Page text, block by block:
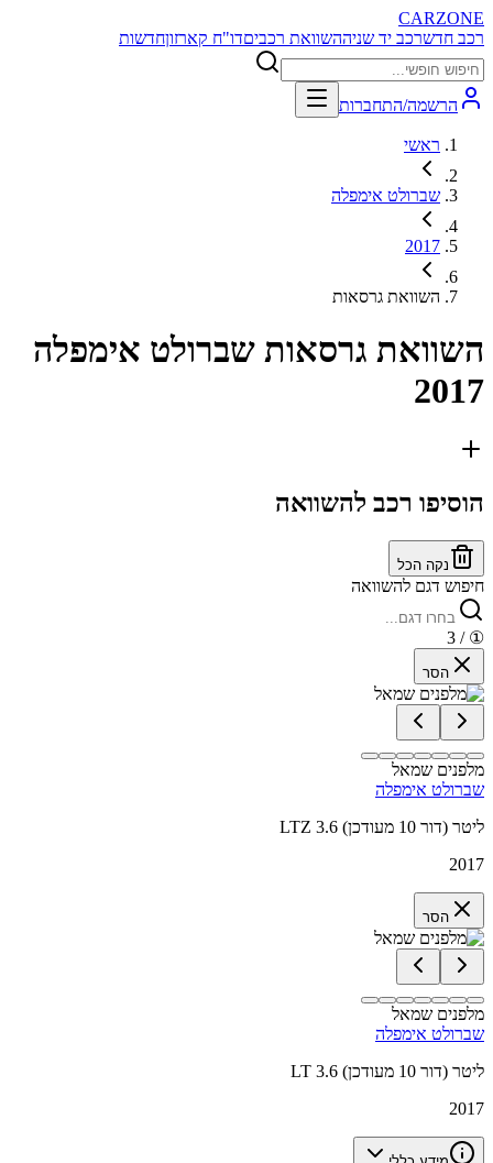
CARZONE
רכב חדשרכב יד שניההשוואת רכביםדו"ח קארזוןחדשות
הרשמה/התחברות
ראשי
שברולט אימפלה
2017
השוואת גרסאות
השוואת גרסאות שברולט אימפלה
2017
הוסיפו רכב להשוואה
נקה הכל
חיפוש דגם להשוואה
①
/ 3
הסר
מלפנים שמאל
שברולט אימפלה
LTZ 3.6 ליטר (דור 10 מעודכן)
2017
הסר
מלפנים שמאל
שברולט אימפלה
LT 3.6 ליטר (דור 10 מעודכן)
2017